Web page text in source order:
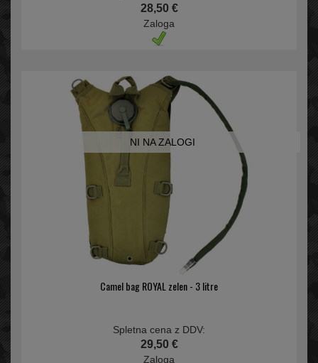
28,50 €
Zaloga
NI NA ZALOGI
Camel bag ROYAL zelen - 3 litre
Spletna cena z DDV:
29,50 €
Zaloga